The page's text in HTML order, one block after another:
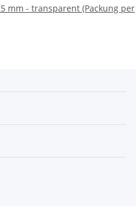
mm - transparent (Packung per